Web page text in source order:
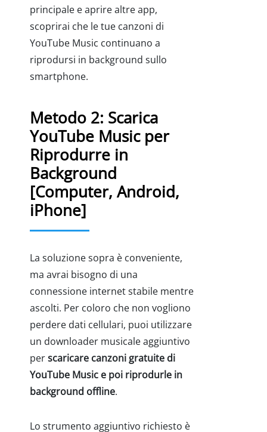
principale e aprire altre app,
scoprirai che le tue canzoni di
YouTube Music continuano a
riprodursi in background sullo
smartphone.
Metodo 2: Scarica
YouTube Music per
Riprodurre in
Background
[Computer, Android,
iPhone]
La soluzione sopra è conveniente,
ma avrai bisogno di una
connessione internet stabile mentre
ascolti. Per coloro che non vogliono
perdere dati cellulari, puoi utilizzare
un downloader musicale aggiuntivo
perscaricare canzoni gratuite di
YouTube Music e poi riprodurle in
background offline.
Lo strumento aggiuntivo richiesto è